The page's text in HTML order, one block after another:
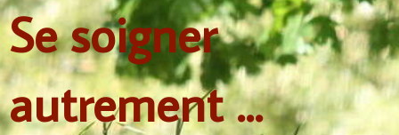
Se soigner
autrement ...